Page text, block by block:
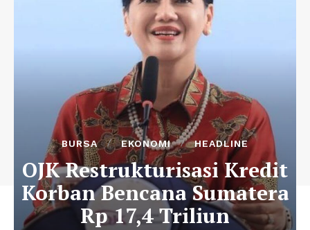
BURSA EKONOMI HEADLINE
OJK Restrukturisasi Kredit
Korban Bencana Sumatera
Rp 17,4 Triliun